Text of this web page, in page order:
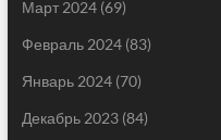
Март 2024(69)
Февраль 2024(83)
Январь 2024(70)
Декабрь 2023(84)